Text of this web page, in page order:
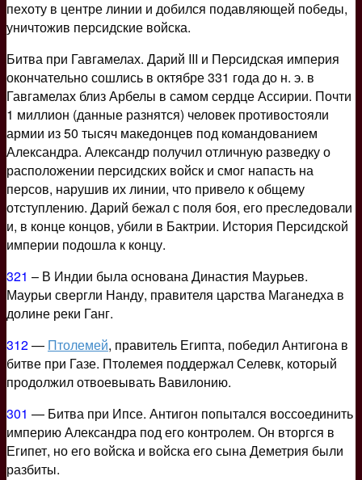
пехоту в центре линии и добился подавляющей победы,
уничтожив персидские войска.
Битва при Гавгамелах. Дарий III и Персидская империя
окончательно сошлись в октябре 331 года до н. э. в
Гавгамелах близ Арбелы в самом сердце Ассирии. Почти
1 миллион (данные разнятся) человек противостояли
армии из 50 тысяч македонцев под командованием
Александра. Александр получил отличную разведку о
расположении персидских войск и смог напасть на
персов, нарушив их линии, что привело к общему
отступлению. Дарий бежал с поля боя, его преследовали
и, в конце концов, убили в Бактрии. История Персидской
империи подошла к концу.
321 – В Индии была основана Династия Маурьев.
Маурьи свергли Нанду, правителя царства Маганедха в
долине реки Ганг.
312— Птолемей, правитель Египта, победил Антигона в
битве при Газе. Птолемея поддержал Селевк, который
продолжил отвоевывать Вавилонию.
301 — Битва при Ипсе. Антигон попытался воссоединить
империю Александра под его контролем. Он вторгся в
Египет, но его войска и войска его сына Деметрия были
разбиты.